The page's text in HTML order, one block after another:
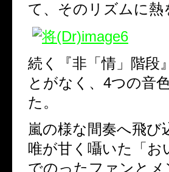
て、そのリズムに熱
続く『非「情」階段
とがなく、 4つの音
た。
嵐の様な間奏へ飛
唯が甘く囁いた「
でのったファンと